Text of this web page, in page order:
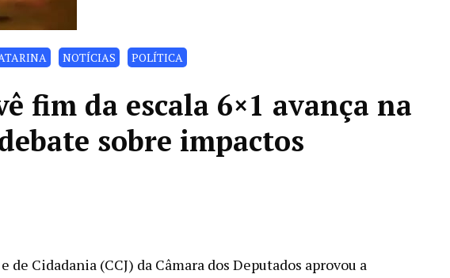
NOTÍCIAS POLÍTICA
fim da escala 6×1 avança na
sobre impactos
Cidadania (CCJ) da Câmara dos Deputados aprovou a